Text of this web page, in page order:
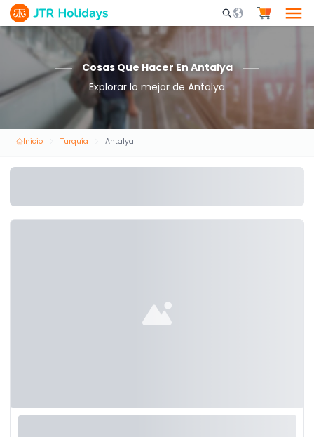
Mobile Search
Cosas Que Hacer En Antalya
Explorar lo mejor de Antalya
Inicio Turquía Antalya